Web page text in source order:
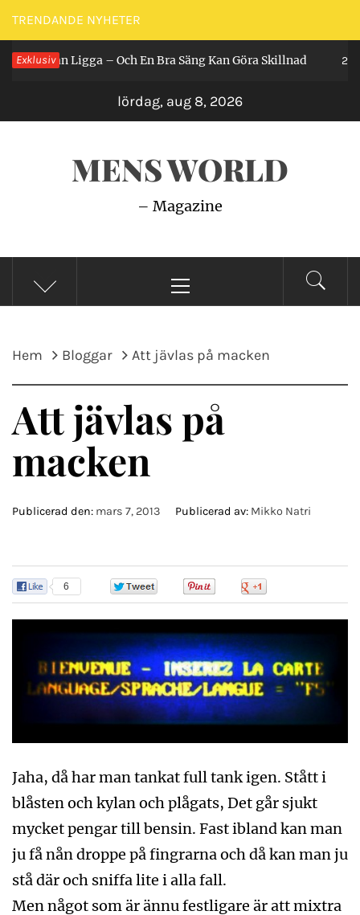
Hoppa
till
innehåll
TRENDANDE NYHETER
Exklusiv
Man Ligga – Och En Bra Säng Kan Göra Skillnad 2 år
lördag, aug 8, 2026
MENS WORLD
– Magazine
meny
Hem Bloggar Att jävlas på macken
Att jävlas på
macken
Publicerad den: mars 7, 2013 Publicerad av: Mikko Natri
6
Jaha, då har man tankat full tank igen. Stått i
blåsten och kylan och plågats, Det går sjukt
mycket pengar till bensin. Fast ibland kan man
ju få nån droppe på fingrarna och då kan man ju
stå där och sniffa lite i alla fall.
Men något som är ännu festligare är att mixtra